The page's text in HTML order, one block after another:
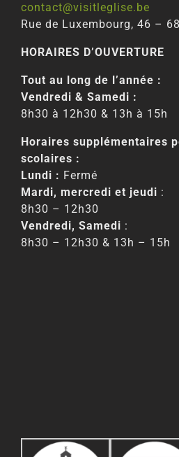
contact@visitleglise.be
Rue de Luxembourg, 46 –
HORAIRES D’OUVERTURE
Tout au long de l’année :
Vendredi & Samedi :
8h30 à 12h30 & 13h à 15h
Horaires supplémentaires
scolaires :
Lundi : Fermé
Mardi, mercredi et jeudi :
8h30 – 12h30
Vendredi, Samedi :
8h30 – 12h30 & 13h – 15h